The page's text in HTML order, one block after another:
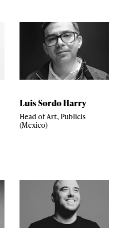
Luis Sordo Harry
Head of Art, Publicis
(Mexico)